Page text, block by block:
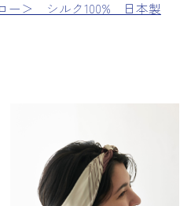
ー＞ シルク100% 日本製